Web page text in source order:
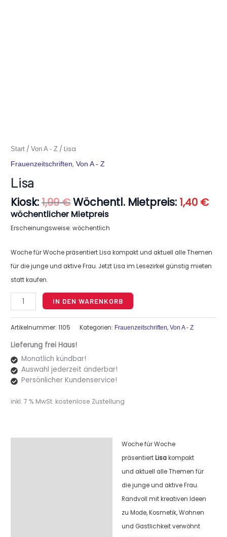
Start /Von A - Z / Lisa
Frauenzeitschriften,Von A - Z
Lisa
Kiosk:1,99€
Ursprünglicher
Preis
war:
Wöchentl. Mietpreis: 1,40 €
wöchentlicher Mietpreis
Erscheinungsweise: wöchentlich
Woche für Woche präsentiert Lisa kompakt und aktuell alle Themen
für die junge und aktive Frau. Jetzt Lisa im Lesezirkel günstig mieten
statt kaufen.
Lisa
IN DEN WARENKORB
Artikelnummer:1105 Kategorien: Frauenzeitschriften,Von A - Z
Lieferung frei Haus!
Monatlich kündbar!
Auswahl jederzeit änderbar!
Persönlicher Kundenservice!
inkl. 7 % MwSt. kostenlose Zustellung
Woche für Woche
präsentiertLisakompakt
und aktuell alle Themen für
die junge und aktive Frau.
Randvoll mit kreativen Ideen
zu Mode, Kosmetik, Wohnen
und Gastlichkeit verwöhnt